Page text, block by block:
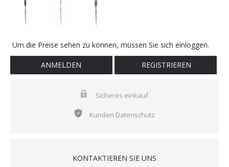
Um die Preise sehen zu können, müssen Sie sich einloggen.
ANMELDEN REGISTRIEREN
Sicheres einkauf
Kunden Datenschutz
KONTAKTIEREN SIE UNS